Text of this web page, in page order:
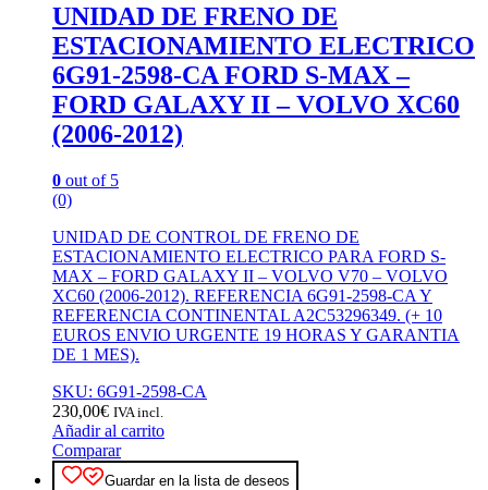
UNIDAD DE FRENO DE
ESTACIONAMIENTO ELECTRICO
6G91-2598-CA FORD S-MAX –
FORD GALAXY II – VOLVO XC60
(2006-2012)
0 out of 5
(0)
UNIDAD DE CONTROL DE FRENO DE
ESTACIONAMIENTO ELECTRICO PARA FORD S-
MAX – FORD GALAXY II – VOLVO V70 – VOLVO
XC60 (2006-2012). REFERENCIA 6G91-2598-CA Y
REFERENCIA CONTINENTAL A2C53296349. (+ 10
EUROS ENVIO URGENTE 19 HORAS Y GARANTIA
DE 1 MES).
SKU: 6G91-2598-CA
230,00€ IVA incl.
Añadir al carrito
Comparar
Guardar en la lista de deseos